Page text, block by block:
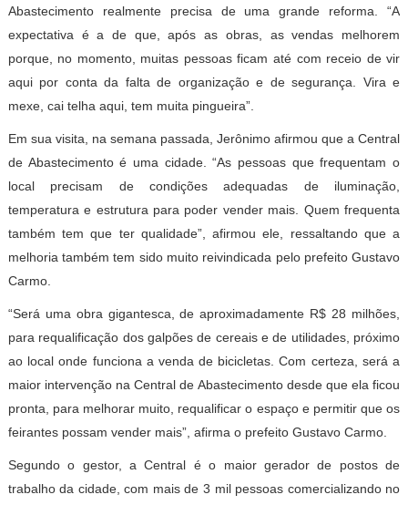
Abastecimento realmente precisa de uma grande reforma. “A
expectativa é a de que, após as obras, as vendas melhorem
porque, no momento, muitas pessoas ficam até com receio de vir
aqui por conta da falta de organização e de segurança. Vira e
mexe, cai telha aqui, tem muita pingueira”.
Em sua visita, na semana passada, Jerônimo afirmou que a Central
de Abastecimento é uma cidade. “As pessoas que frequentam o
local precisam de condições adequadas de iluminação,
temperatura e estrutura para poder vender mais. Quem frequenta
também tem que ter qualidade”, afirmou ele, ressaltando que a
melhoria também tem sido muito reivindicada pelo prefeito Gustavo
Carmo.
“Será uma obra gigantesca, de aproximadamente R$ 28 milhões,
para requalificação dos galpões de cereais e de utilidades, próximo
ao local onde funciona a venda de bicicletas. Com certeza, será a
maior intervenção na Central de Abastecimento desde que ela ficou
pronta, para melhorar muito, requalificar o espaço e permitir que os
feirantes possam vender mais”, afirma o prefeito Gustavo Carmo.
Segundo o gestor, a Central é o maior gerador de postos de
trabalho da cidade, com mais de 3 mil pessoas comercializando no